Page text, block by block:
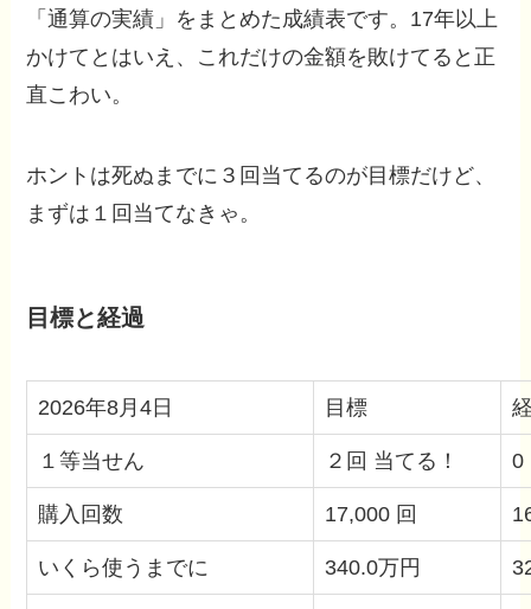
「通算の実績」をまとめた成績表です。17年以上
かけてとはいえ、これだけの金額を敗けてると正
直こわい。
ホントは死ぬまでに３回当てるのが目標だけど、
まずは１回当てなきゃ。
目標と経過
2026年8月4日 目標
１等当せん ２回 当てる！ 0
購入回数 17,000 回
いくら使うまでに 340.0万円